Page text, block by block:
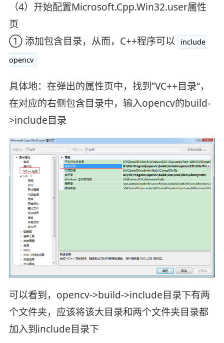
（4）开始配置Microsoft.Cpp.Win32.user属性
页
① 添加包含目录，从而，C++程序可以
include
opencv
具体地：在弹出的属性页中，找到”VC++目录“，
在对应的右侧包含目录中，输入opencv的build-
>include目录
可以看到，opencv->build->include目录下有两
个文件夹，应该将该大目录和两个文件夹目录都
加入到include目录下